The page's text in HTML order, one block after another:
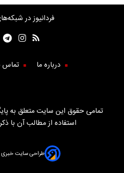
فردانیوز در
درباره ما تماس
تمامی حقوق این سایت متعلق به
استفاده از مطالب آن با
طراحی سایت خبری